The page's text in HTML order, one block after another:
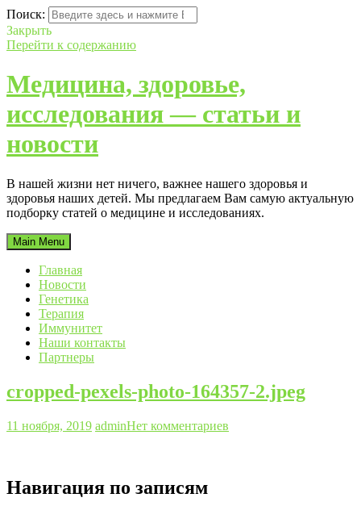
Поиск:
Закрыть
Перейти к содержанию
Медицина, здоровье,
исследования — статьи и
новости
В нашей жизни нет ничего, важнее нашего здоровья и
здоровья наших детей. Мы предлагаем Вам самую актуальную
подборку статей о медицине и исследованиях.
Main Menu
Главная
Новости
Генетика
Терапия
Иммунитет
Наши контакты
Партнеры
cropped-pexels-photo-164357-2.jpeg
11 ноября, 2019 adminНет комментариев
Навигация по записям